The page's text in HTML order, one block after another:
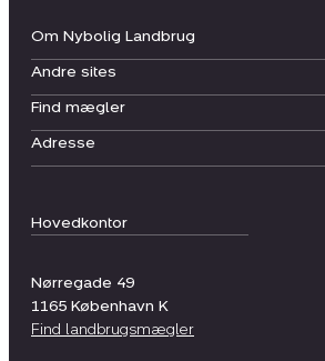
Hovedkontor
Nørregade 49
1165 København K
Find landbrugsmægler
Om Nybolig Landbrug
Andre sites
Find mægler
Adresse